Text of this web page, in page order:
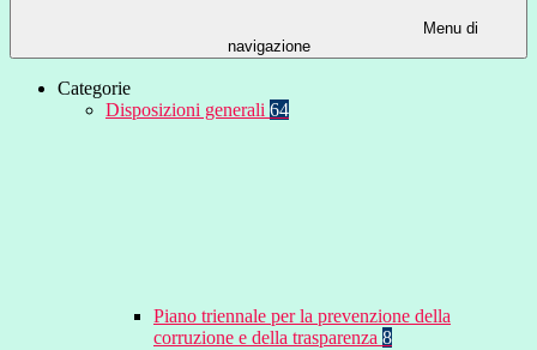
Menu di
navigazione
Categorie
Disposizioni generali 64
Piano triennale per la prevenzione della
corruzione e della trasparenza 8